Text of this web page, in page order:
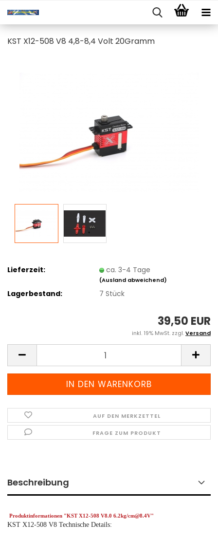
KST X12-508 V8 4,8-8,4 Volt 20Gramm
Lieferzeit: ca. 3-4 Tage
(Ausland abweichend)
Lagerbestand: 7Stück
39,50 EUR
inkl. 19% MwSt. zzgl.Versand
AUF DEN MERKZETTEL
FRAGE ZUM PRODUKT
Beschreibung
Produktinformationen "KST X12-508 V8.0 6.2kg/cm@8.4V"
KST X12-508 V8 Technische Details: